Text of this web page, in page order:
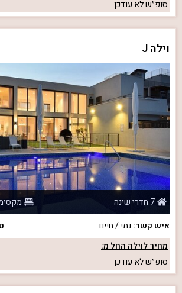
סופ״שלא עודכן
וילה J
7 חדרי שינה
איש קשר: נתי / חיים
מחיר לוילה החל מ:
סופ״שלא עודכן